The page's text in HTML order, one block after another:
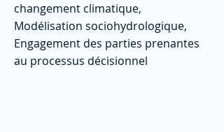
changement climatique,
Modélisation sociohydrologique,
Engagement des parties prenantes
au processus décisionnel